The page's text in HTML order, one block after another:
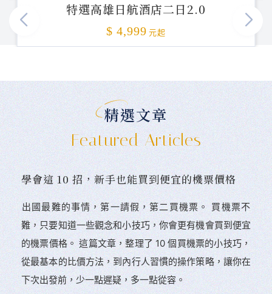
特選高雄日航酒店二日2.0
$ 4,999 元起
精選文章
Featured Articles
學會這 10 招，新手也能買到便宜的機票價格
󠀠出國最難的事情，第一請假，第二買機票。 󠀠買機票不
難，只要知道一些觀念和小技巧，你會更有機會買到便宜
的機票價格。 這篇文章，整理了 10 個買機票的小技巧，
從最基本的比價方法，到內行人習慣的操作策略，讓你在
下次出發前，少一點遲疑，多一點從容。